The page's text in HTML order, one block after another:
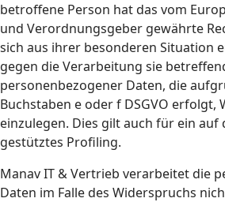
betroffene Person hat das vom
und Verordnungsgeber gewährte
sich aus ihrer besonderen Situation
gegen die Verarbeitung sie
personenbezogener Daten, die
Buchstaben e oder f DSGVO erfolgt,
einzulegen. Dies gilt auch für ein auf
gestütztes Profiling.
Manav IT & Vertrieb verarbeitet die
Daten im Falle des Widerspruchs